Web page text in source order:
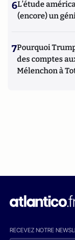
6L’étude
(encore) un
7Pourquoi
des comptes
Mélenchon à
RECEVEZ NOTRE